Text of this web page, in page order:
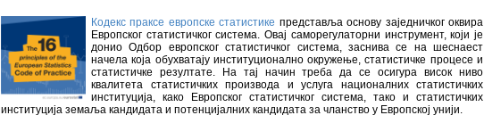
Кодекс праксе европске статистике представља основу заједничког оквира
Европског статистичког система. Овај саморегулаторни инструмент, који је
донио Одбор европског статистичког система, заснива се на шеснаест
начела која обухватају институционално окружење, статистичке процесе и
статистичке резултате. На тај начин треба да се осигура висок ниво
квалитета статистичких производа и услуга националних статистичких
институција, како Европског статистичког система, тако и статистичких
институција земаља кандидата и потенцијалних кандидата за чланство у Европској унији.